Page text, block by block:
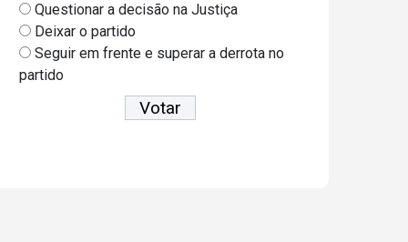
Questionar a decisão na Justiça
Deixar o partido
Seguir em frente e superar a derrota no
partido